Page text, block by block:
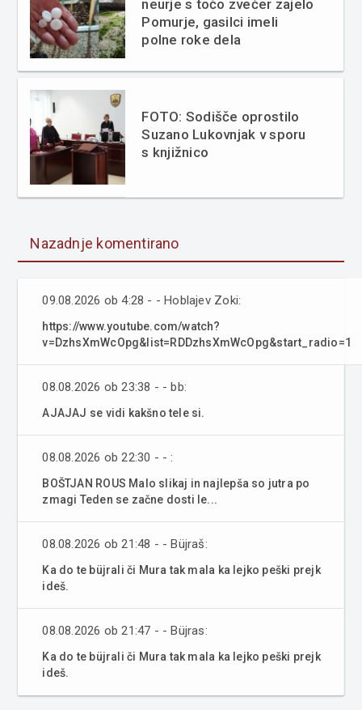
neurje s točo zvečer zajelo
Pomurje, gasilci imeli
polne roke dela
FOTO: Sodišče oprostilo
Suzano Lukovnjak v sporu
s knjižnico
Nazadnje komentirano
09.08.2026 ob 4:28 - - Hoblajev Zoki:
https://www.youtube.com/watch?
v=DzhsXmWcOpg&list=RDDzhsXmWcOpg&start_radio=1
08.08.2026 ob 23:38 - - bb:
AJAJAJ se vidi kakšno tele si.
08.08.2026 ob 22:30 - - :
BOŠTJAN ROUS Malo slikaj in najlepša so jutra po
zmagi Teden se začne dosti le...
08.08.2026 ob 21:48 - - Büjraš:
Ka do te büjrali či Mura tak mala ka lejko peški prejk
ideš.
08.08.2026 ob 21:47 - - Büjras:
Ka do te büjrali či Mura tak mala ka lejko peški prejk
ideš.